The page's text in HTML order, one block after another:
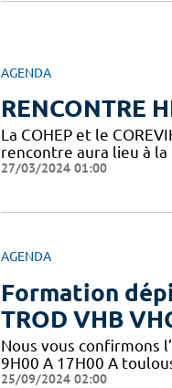
AGENDA
RENCONTRE
La COHEP et le
rencontre aura lieu à la
27/03/2024 01:00
AGENDA
Formation
TROD VHB
Nous vous confirmons
9H00 A 17H00 A
25/09/2024 02:00